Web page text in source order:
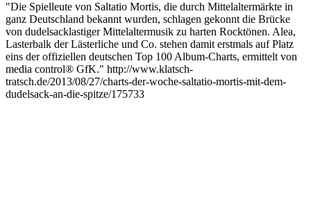
"Die Spielleute von Saltatio Mortis, die durch Mittelaltermärkte in
ganz Deutschland bekannt wurden, schlagen gekonnt die Brücke
von dudelsacklastiger Mittelaltermusik zu harten Rocktönen. Alea,
Lasterbalk der Lästerliche und Co. stehen damit erstmals auf Platz
eins der offiziellen deutschen Top 100 Album-Charts, ermittelt von
media control® GfK." http://www.klatsch-
tratsch.de/2013/08/27/charts-der-woche-saltatio-mortis-mit-dem-
dudelsack-an-die-spitze/175733